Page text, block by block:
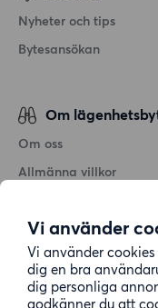
Vi använder
Vi använder
dig en bra
dig personliga
godkänner du att
Nyheter och tips
Bytesansökan
Om
Om oss
Allmänna villkor
Cookiepolicy
Sitemap